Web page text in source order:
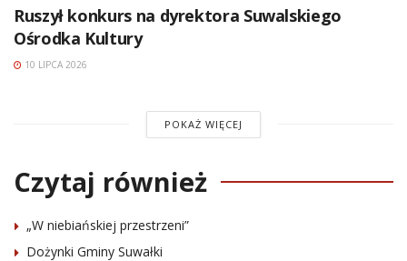
Ruszył konkurs na dyrektora Suwalskiego
Ośrodka Kultury
10 LIPCA 2026
POKAŻ WIĘCEJ
Czytaj również
„W niebiańskiej przestrzeni”
Dożynki Gminy Suwałki